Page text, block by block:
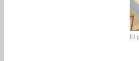
El